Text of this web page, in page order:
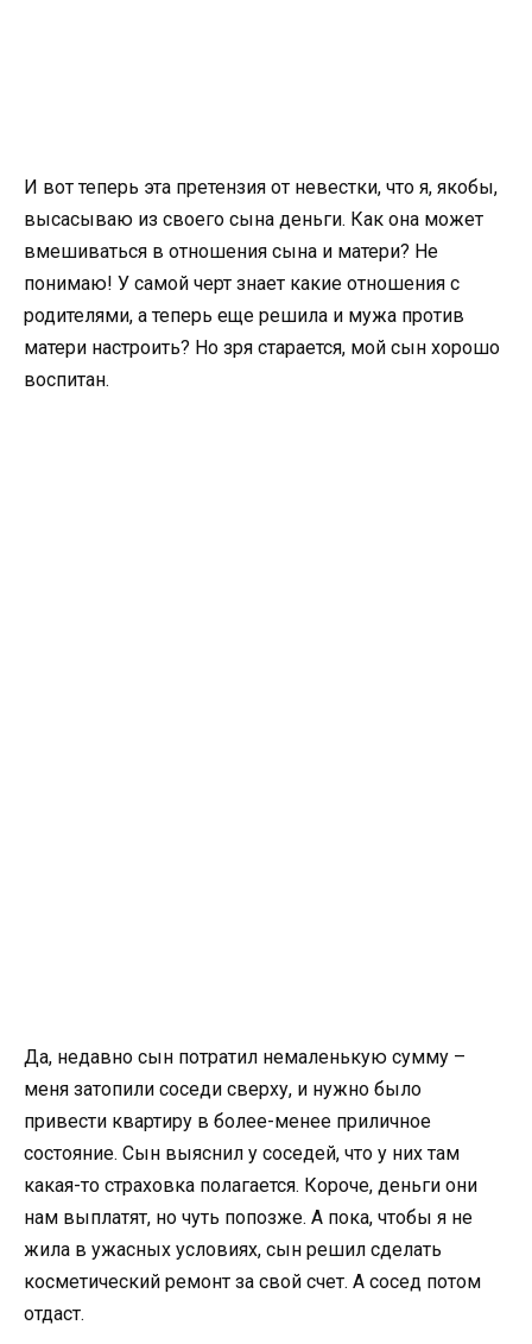
И вот теперь эта претензия от невестки, что я, якобы,
высасываю из своего сына деньги. Как она может
вмешиваться в отношения сына и матери? Не
понимаю! У самой черт знает какие отношения с
родителями, а теперь еще решила и мужа против
матери настроить? Но зря старается, мой сын хорошо
воспитан.
Да, недавно сын потратил немаленькую сумму –
меня затопили соседи сверху, и нужно было
привести квартиру в более-менее приличное
состояние. Сын выяснил у соседей, что у них там
какая-то страховка полагается. Короче, деньги они
нам выплатят, но чуть попозже. А пока, чтобы я не
жила в ужасных условиях, сын решил сделать
косметический ремонт за свой счет. А сосед потом
отдаст.